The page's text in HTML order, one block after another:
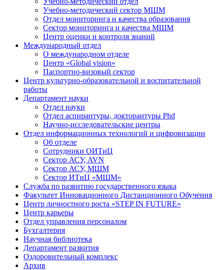
Учебно-методический сектор МШМ
Отдел мониторинга и качества образования
Сектор мониторинга и качества МШМ
Центр оценки и контроля знаний
Международный отдел
О международном отделе
Центр «Global vision»
Паспортно-визовый сектор
Центр культурно-образовательной и воспитательной
работы
Департамент науки
Отдел науки
Отдел аспирантуры, докторантуры Phd
Научно-исследовательские центры
Отдел информационных технологий и цифровизации
Об отделе
Сотрудники ОИТиЦ
Сектор АСУ, AVN
Сектор АСУ, МШМ
Сектор ИТиЦ «МШМ»
Служба по развитию государственного языка
Факультет Инновационного Дистанционного Обучения
Центр личностного роста «STEP IN FUTURE»
Центр карьеры
Отдел управления персоналом
Бухгалтерия
Научная библиотека
Департамент развития
Оздоровительный комплекс
Архив